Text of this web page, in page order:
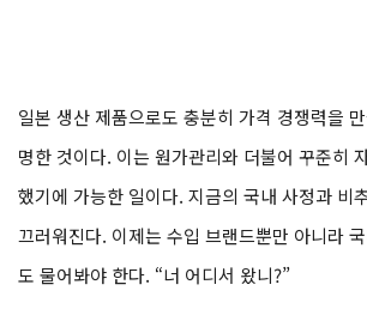
일본 생산 제품으로도 충분히 가격 경쟁력을
명한 것이다. 이는 원가관리와 더불어 꾸준히
했기에 가능한 일이다. 지금의 국내 사정과 비
끄러워진다. 이제는 수입 브랜드뿐만 아니라
도 물어봐야 한다. “너 어디서 왔니?”